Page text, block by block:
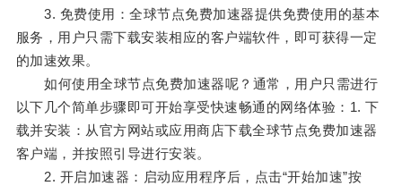
3. 免费使用：全球节点免费加速器提供免费使用的基本
服务，用户只需下载安装相应的客户端软件，即可获得一定
的加速效果。
如何使用全球节点免费加速器呢？通常，用户只需进行
以下几个简单步骤即可开始享受快速畅通的网络体验：1. 下
载并安装：从官方网站或应用商店下载全球节点免费加速器
客户端，并按照引导进行安装。
2. 开启加速器：启动应用程序后，点击“开始加速”按